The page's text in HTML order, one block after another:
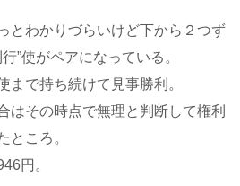
とわかりづらいけど下から２つず
行”使がペアになっている。
まで持ち続けて見事勝利。
はその時点で無理と判断して権利
ところ。
円。